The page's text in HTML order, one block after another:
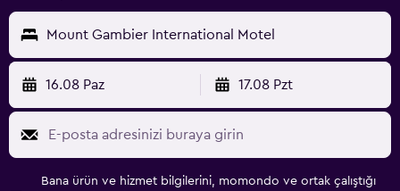
Mount Gambier International Motel
16.08 Paz 17.08 Pzt
Bana ürün ve hizmet bilgilerini, momondo ve ortak çalıştığı